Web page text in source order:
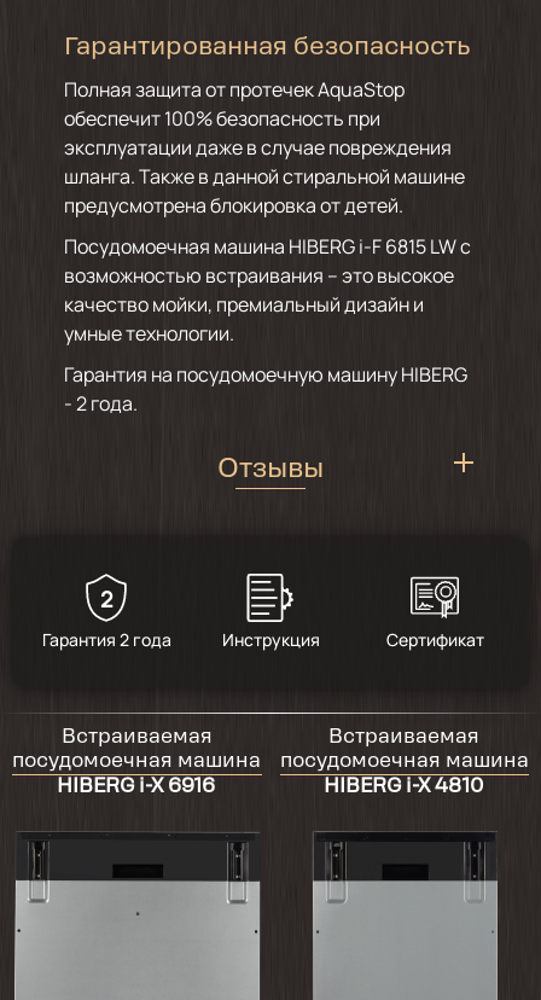
Гарантированная безопасность
Полная защита от протечек AquaStop
обеспечит 100% безопасность при
эксплуатации даже в случае повреждения
шланга. Также в данной стиральной машине
предусмотрена блокировка от детей.
Посудомоечная машина HIBERG i-F 6815 LW с
возможностью встраивания – это высокое
качество мойки, премиальный дизайн и
умные технологии.
Гарантия на посудомоечную машину HIBERG
- 2 года.
Отзывы
Машинка работает, моет очень хорошо,
есть с чем сравнить. Но у меня и вода
мягкая. Сушит тоже хорошо. Но есть
мойке (без посуды) через некоторое время
после начала был очень странный и
Потом не повторялся. 3. Инструкция не
содержит таблицы с правилом
2
Гарантия 2 года Инструкция Сертификат
Встраиваемая
посудомоечная машина
HIBERG i-X 6916
Встраиваемая
посудомоечная машина
HIBERG i-X 4810